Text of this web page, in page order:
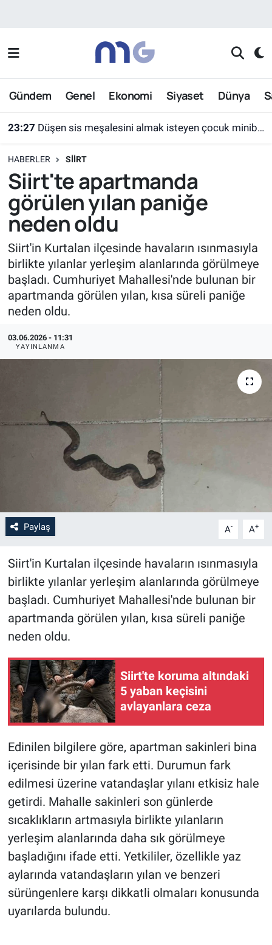
Gündem Genel Ekonomi Siyaset Dünya
23:27 Düşen sis meşalesini almak isteyen çocuk minibüsün altında kaldı
HABERLER SIIRT
Siirt'te apartmanda
görülen yılan paniğe
neden oldu
Siirt'in Kurtalan ilçesinde havaların ısınmasıyla
birlikte yılanlar yerleşim alanlarında görülmeye
başladı. Cumhuriyet Mahallesi'nde bulunan bir
apartmanda görülen yılan, kısa süreli paniğe
neden oldu.
03.06.2026 - 11:31
YAYINLANMA
Paylaş A- A+
Siirt'in Kurtalan ilçesinde havaların ısınmasıyla
birlikte yılanlar yerleşim alanlarında görülmeye
başladı. Cumhuriyet Mahallesi'nde bulunan bir
apartmanda görülen yılan, kısa süreli paniğe
neden oldu.
Siirt'te koruma altındaki
5 yaban keçisini
avlayanlara ceza
Edinilen bilgilere göre, apartman sakinleri bina
içerisinde bir yılan fark etti. Durumun fark
edilmesi üzerine vatandaşlar yılanı etkisiz hale
getirdi. Mahalle sakinleri son günlerde
sıcaklıkların artmasıyla birlikte yılanların
yerleşim alanlarında daha sık görülmeye
başladığını ifade etti. Yetkililer, özellikle yaz
aylarında vatandaşların yılan ve benzeri
sürüngenlere karşı dikkatli olmaları konusunda
uyarılarda bulundu.
Nöbetçi Eczaneler
Hava Durumu
Süper Lig Puan Durumu ve Fikstür
Tüm Manşetler
Son Dakika Haberleri
Haber Arşivi